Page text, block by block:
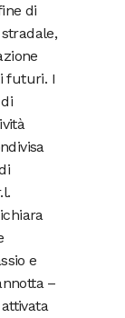
di
futuri. I
e
–